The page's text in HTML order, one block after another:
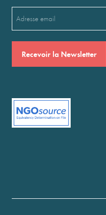
(Nécessaire)